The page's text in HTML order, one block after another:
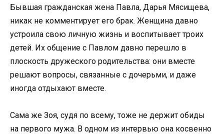
Бывшая гражданская жена Павла, Дарья Мясищева,
никак не комментирует его брак. Женщина давно
устроила свою личную жизнь и воспитывает троих
детей. Их общение с Павлом давно перешло в
плоскость дружеского родительства: они вместе
решают вопросы, связанные с дочерьми, и даже
иногда отдыхают вместе.
Сама же Зоя, судя по всему, тоже не держит обиды
на первого мужа. В одном из интервью она косвенно